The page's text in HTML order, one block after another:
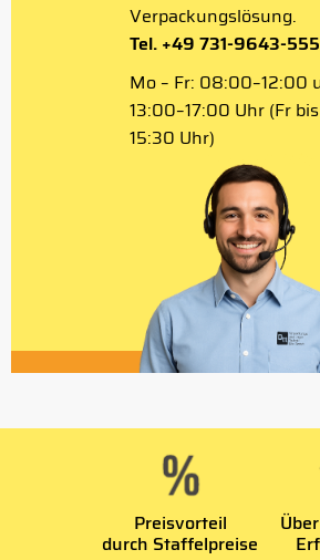
Verpackungslösung.
Tel. +49 731-9643-555
Mo – Fr: 08:00–12:00
13:00–17:00 Uhr (Fr bis
15:30 Uhr)
Preisvorteil
durch Staffelpreise